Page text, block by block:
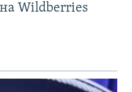
на Wildberries